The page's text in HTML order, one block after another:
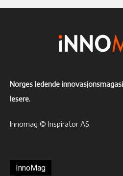
Norges ledende
lesere.
Innomag © Inspirator AS
InnoMag